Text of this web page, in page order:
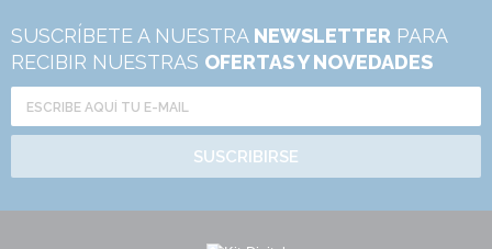
SUSCRÍBETE A NUESTRA NEWSLETTER PARA
RECIBIR NUESTRAS OFERTAS Y NOVEDADES
SUSCRIBIRSE